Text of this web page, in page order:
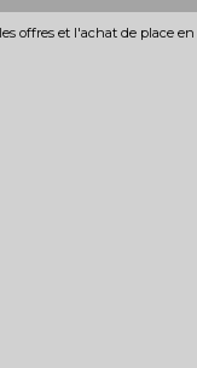
offres et l'achat de place